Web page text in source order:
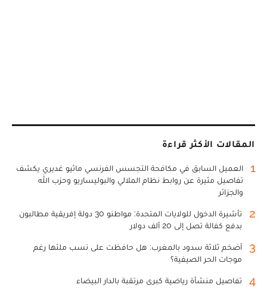
المقالات الأكثر قراءة
1
العميل السابق في مكافحة التجسس الفرنسي ماثيو غديري يكشف
تفاصيل مثيرة عن روابط نظام الملالي والبوليساريو وحزب الله
والجزائر
2
تأشيرة الدخول للولايات المتحدة: مواطنو 30 دولة إفريقية مطالبون
بدفع كفالة تصل إلى 20 ألف دولار
3
أضخم ثلاثة سدود بالمغرب: هل حافظت على نسب ملئها رغم
موجات الحر الصيفية؟
4 تفاصيل منشأة رياضية كبرى مرتقبة بالدار البيضاء